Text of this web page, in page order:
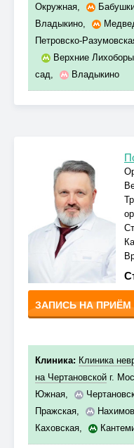
Окружная,
Владыкино,
Петровско-
Верхние Лихоборы
сад, Владыкино
ЗАПИСЬ НА ПРИЁМ
Клиника: Клиника
на Чертановской г.
Южная,
Пражская,
Каховская,